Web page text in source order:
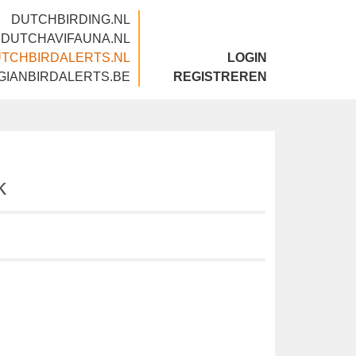
DUTCHBIRDING.NL
DUTCHAVIFAUNA.NL
DUTCHBIRDALERTS.NL
LOGIN
REGISTREREN